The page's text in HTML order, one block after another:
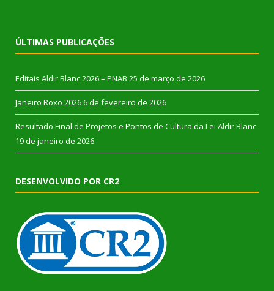
ÚLTIMAS PUBLICAÇÕES
Editais Aldir Blanc 2026 – PNAB 25 de março de 2026
Janeiro Roxo 2026 6 de fevereiro de 2026
Resultado Final de Projetos e Pontos de Cultura da Lei Aldir Blanc
19 de janeiro de 2026
DESENVOLVIDO POR CR2